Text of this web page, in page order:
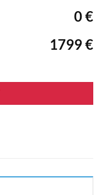
0 €
1799 €